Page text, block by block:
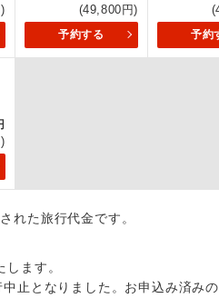
(49,800円)
予約する 予約
れた旅行代金です。
ます。
止となりました。お申込み済み
風呂 ご宿泊ホテルに
付き
屋食
ヤホン
周りの音を気に
催行